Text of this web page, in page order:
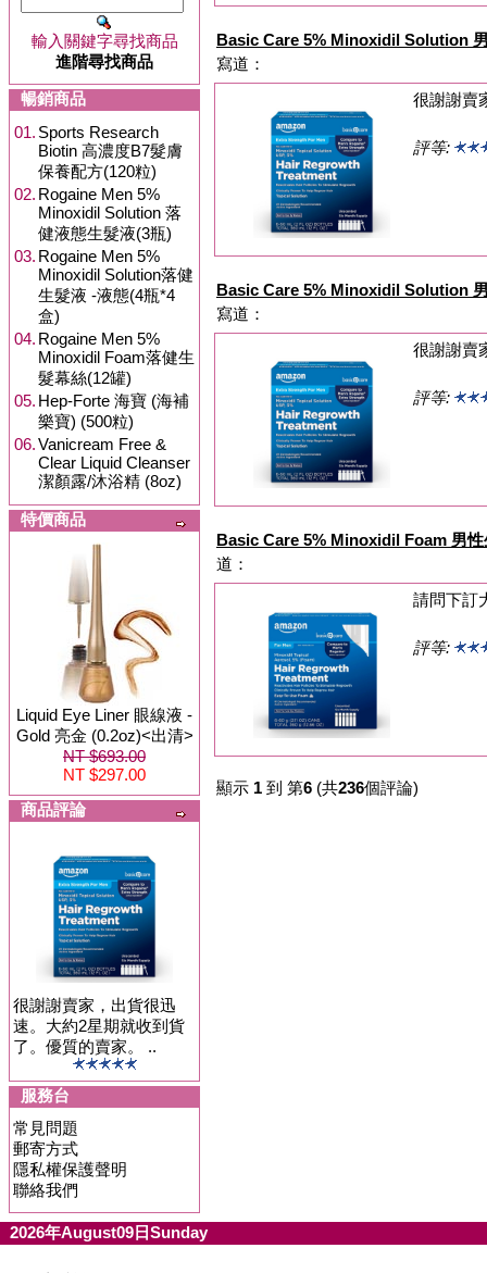
輸入關鍵字尋找商品
進階尋找商品
暢銷商品
01. Sports Research
Biotin 高濃度B7髮膚
保養配方(120粒)
02. Rogaine Men 5%
Minoxidil Solution 落
健液態生髮液(3瓶)
03. Rogaine Men 5%
Minoxidil Solution落健
生髮液 -液態(4瓶*4
盒)
04. Rogaine Men 5%
Minoxidil Foam落健生
髮幕絲(12罐)
05. Hep-Forte 海寶 (海補
樂寶) (500粒)
06.Vanicream Free &
Clear Liquid Cleanser
潔顏露/沐浴精 (8oz)
特價商品
Liquid Eye Liner 眼線液 -
Gold 亮金 (0.2oz)<出清>
NT $693.00
NT $297.00
商品評論
很謝謝賣家，出貨很迅
速。大約2星期就收到貨
了。優質的賣家。 ..
服務台
常見問題
郵寄方式
隱私權保護聲明
聯絡我們
Basic Care 5% Minoxidil Solution
寫道：
很謝謝賣
評等:
Basic Care 5% Minoxidil Solution
寫道：
很謝謝賣
評等:
Basic Care 5% Minoxidil Foam 男性
道：
請問下訂
評等:
顯示 1 到 第6 (共236個評論)
2026年August09日Sunday